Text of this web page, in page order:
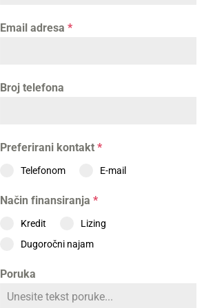
Email adresa *
Broj telefona
Preferirani kontakt *
Telefonom E-mail
Način finansiranja *
Kredit
Lizing
Dugoročni najam
Poruka